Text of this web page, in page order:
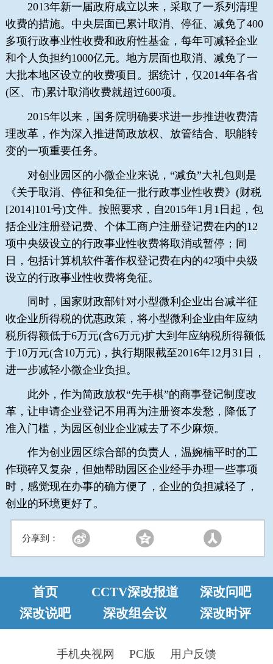
2013年新一届政府成立以来，采取了一系列清理
收费的措施。中央层面已累计取消、停征、减免了400
多项行政事业性收费和政府性基金，每年可减轻企业
和个人负担约1000亿元。地方层面也取消、减免了一
大批本地区设立的收费项目。据统计，仅2014年各省
(区、市)累计取消收费就超过600项。
2015年以来，国务院明确要求进一步推进收费清
理改革，作为深入推进简政放权、放管结合、职能转
变的一项重要任务。
对创业园区的小微企业来说，“减负”大礼包则是
《关于取消、停征和免征一批行政事业性收费》(财税
[2014]101号)文件。按照要求，自2015年1月1日起，包
括企业注册登记费、个体工商户注册登记费在内的12
项中央级设立的行政事业性收费将取消或暂停；同
日，包括计算机软件著作权登记费在内的42项中央级
设立的行政事业性收费将免征。
同时，国家财政部针对小型微利企业出台减半征
收企业所得税的优惠政策，将小型微利企业由年应纳
税所得额低于6万元(含6万元)扩大到年应纳税所得额低
于10万元(含10万元)，执行期限截至2016年12月31日，
进一步减轻小微企业负担。
此外，作为简政放权“先手棋”的商事登记制度改
革，让申请企业登记不用再为注册资本发愁，降低了
准入门槛，为园区创业企业减去了不少麻烦。
作为创业园区综合部的负责人，温婉楠平时的工
作琐碎又复杂，但她帮助园区企业经手办理一些事项
时，感觉现在办事的确方便了，企业的负担减轻了，
创业的环境更好了。
分享到：
首页 CCTV深改报道
深改问吧
深改说吧
深改组会议 深改时评
手机央视网 PC版
用户反馈